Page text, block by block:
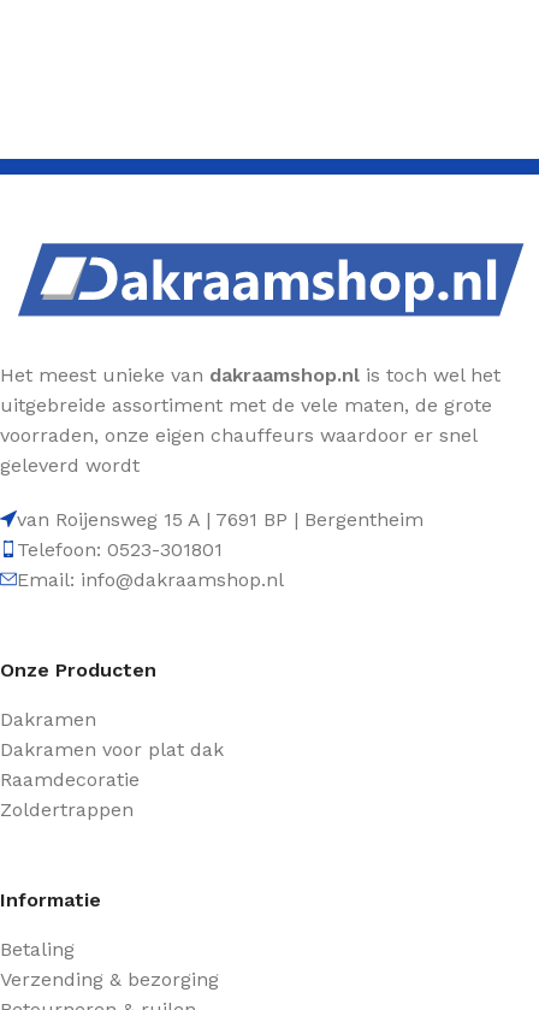
Het meest unieke van dakraamshop.nl is toch wel het
uitgebreide assortiment met de vele maten, de grote
voorraden, onze eigen chauffeurs waardoor er snel
geleverd wordt
van Roijensweg 15 A | 7691 BP | Bergentheim
Telefoon: 0523-301801
Email: info@dakraamshop.nl
Onze Producten
Dakramen
Dakramen voor plat dak
Raamdecoratie
Zoldertrappen
Informatie
Betaling
Verzending & bezorging